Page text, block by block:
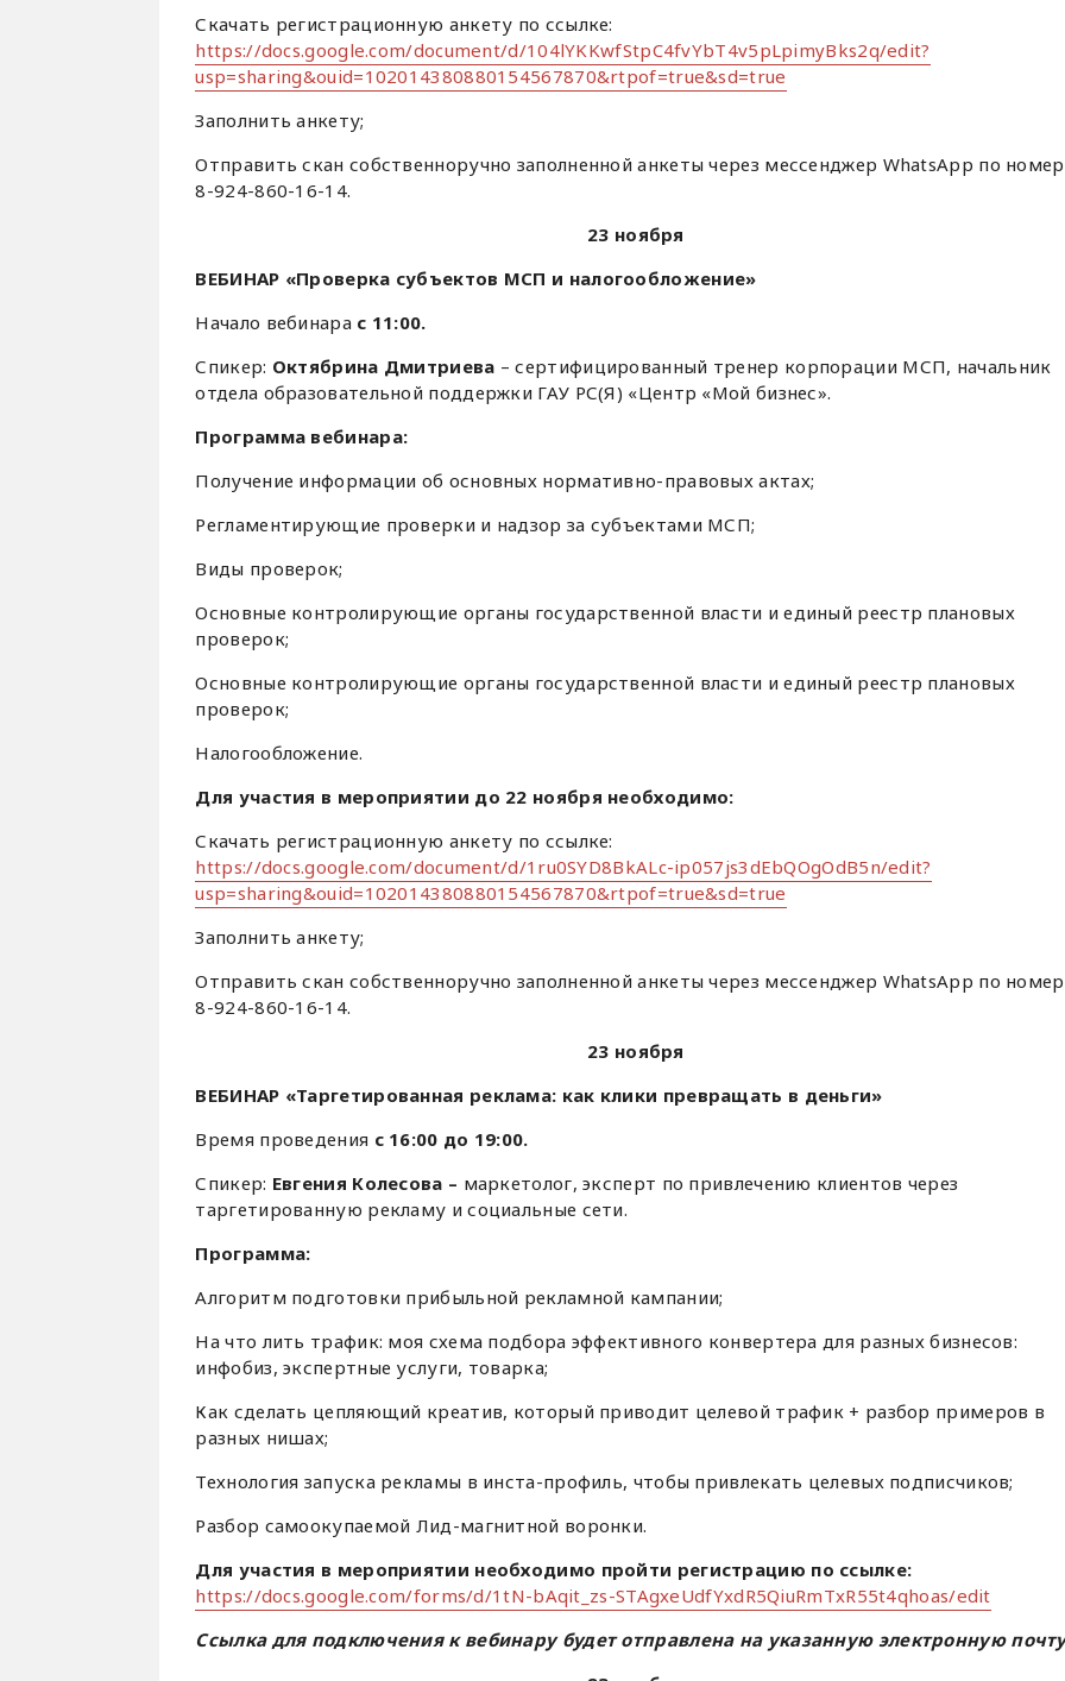
Скачать регистрационную анкету по ссылке:
https://docs.google.com/document/d/104lYKKwfStpC4fvYbT4v5pLpimyBks2q/edit?
usp=sharing&ouid=102014380880154567870&rtpof=true&sd=true
Заполнить анкету;
Отправить скан собственноручно заполненной анкеты через мессенджер WhatsApp по
8-924-860-16-14.
23 ноября
ВЕБИНАР «Проверка субъектов МСП и налогообложение»
Начало вебинара с 11:00.
Спикер: Октябрина Дмитриева – сертифицированный тренер корпорации МСП, начальник
отдела образовательной поддержки ГАУ РС(Я) «Центр «Мой бизнес».
Программа вебинара:
Получение информации об основных нормативно-правовых актах;
Регламентирующие проверки и надзор за субъектами МСП;
Виды проверок;
Основные контролирующие органы государственной власти и единый реестр плановых
проверок;
Основные контролирующие органы государственной власти и единый реестр плановых
проверок;
Налогообложение.
Для участия в мероприятии до 22 ноября необходимо:
Скачать регистрационную анкету по ссылке:
https://docs.google.com/document/d/1ru0SYD8BkALc-ip057js3dEbQOgOdB5n/edit?
usp=sharing&ouid=102014380880154567870&rtpof=true&sd=true
Заполнить анкету;
Отправить скан собственноручно заполненной анкеты через мессенджер WhatsApp по
8-924-860-16-14.
23 ноября
ВЕБИНАР «Таргетированная реклама: как клики превращать в деньги»
Время проведения с 16:00 до 19:00.
Спикер: Евгения Колесова – маркетолог, эксперт по привлечению клиентов через
таргетированную рекламу и социальные сети.
Программа:
Алгоритм подготовки прибыльной рекламной кампании;
На что лить трафик: моя схема подбора эффективного конвертера для разных бизнесов:
инфобиз, экспертные услуги, товарка;
Как сделать цепляющий креатив, который приводит целевой трафик + разбор примеров в
разных нишах;
Технология запуска рекламы в инста-профиль, чтобы привлекать целевых подписчиков;
Разбор самоокупаемой Лид-магнитной воронки.
Для участия в мероприятии необходимо пройти регистрацию по ссылке:
https://docs.google.com/forms/d/1tN-bAqit_zs-STAgxeUdfYxdR5QiuRmTxR55t4qhoas/edit
Ссылка для подключения к вебинару будет отправлена на указанную электронную